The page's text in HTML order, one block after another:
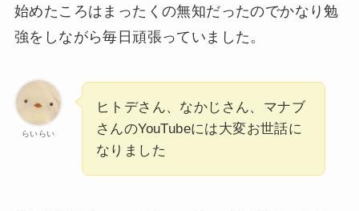
始めたころはまったくの無知だったのでかなり勉
強をしながら毎日頑張っていました。
らいらい
ヒトデさん、なかじさん、マナブ
さんのYouTubeには大変お世話に
なりました